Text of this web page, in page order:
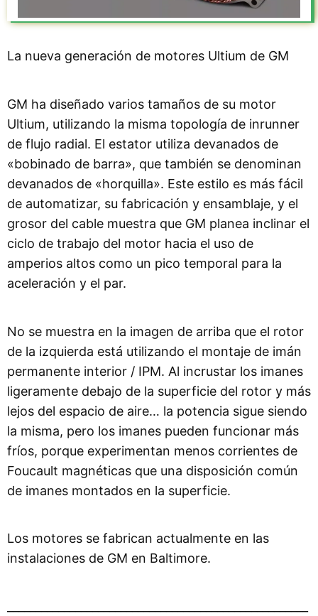
La nueva generación de motores Ultium de GM
GM ha diseñado varios tamaños de su motor
Ultium, utilizando la misma topología de inrunner
de flujo radial. El estator utiliza devanados de
«bobinado de barra», que también se denominan
devanados de «horquilla». Este estilo es más fácil
de automatizar, su fabricación y ensamblaje, y el
grosor del cable muestra que GM planea inclinar el
ciclo de trabajo del motor hacia el uso de
amperios altos como un pico temporal para la
aceleración y el par.
No se muestra en la imagen de arriba que el rotor
de la izquierda está utilizando el montaje de imán
permanente interior / IPM. Al incrustar los imanes
ligeramente debajo de la superficie del rotor y más
lejos del espacio de aire… la potencia sigue siendo
la misma, pero los imanes pueden funcionar más
fríos, porque experimentan menos corrientes de
Foucault magnéticas que una disposición común
de imanes montados en la superficie.
Los motores se fabrican actualmente en las
instalaciones de GM en Baltimore.